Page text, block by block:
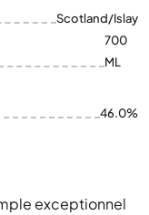
Scotland/Islay
700
ML
46.0%
exceptionnel